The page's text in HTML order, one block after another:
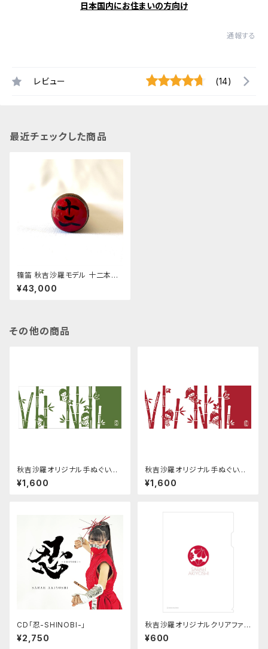
日本国内にお住まいの方向け
通報する
レビュー (14)
最近チェックした商品
篠笛 秋吉沙羅モデル 十二本調
子
¥43,000
その他の商品
秋吉沙羅オリジナル手ぬぐい
竹
¥1,600
秋吉沙羅オリジナル手ぬぐい
忍
¥1,600
CD「忍-SHINOBI-」
¥2,750
秋吉沙羅オリジナルクリアファイ
ル「花鞠」
¥600